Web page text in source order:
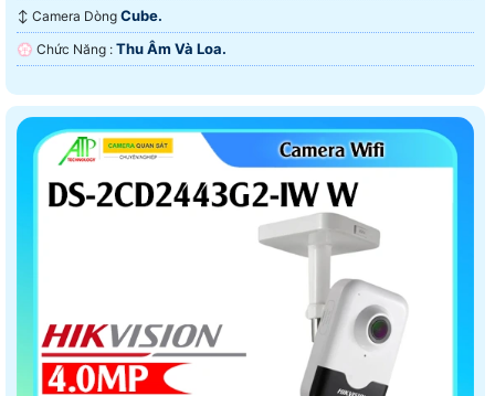
↕️ Camera Dòng Cube.
️💮 Chức Năng : Thu Âm Và Loa.